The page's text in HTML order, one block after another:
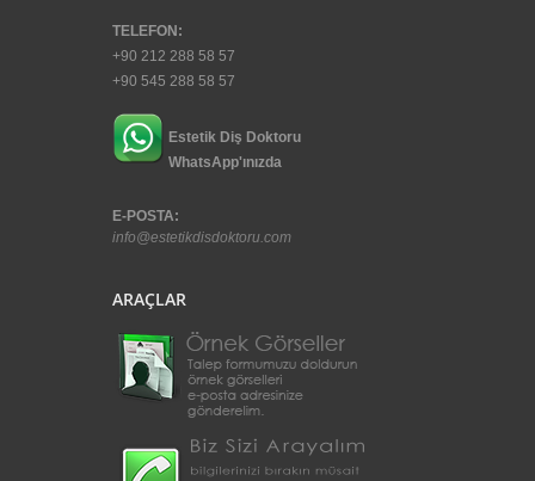
TELEFON:
+90 212 288 58 57
+90 545 288 58 57
Estetik Diş Doktoru
WhatsApp'ınızda
E-POSTA:
info@estetikdisdoktoru.com
ARAÇLAR